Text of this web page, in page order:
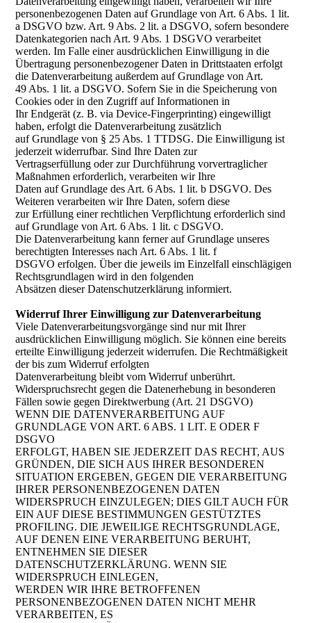
personenbezogenen Daten auf Grundlage von Art. 6 Abs. 1 lit.
a DSGVO bzw. Art. 9 Abs. 2 lit. a DSGVO, sofern besondere
Datenkategorien nach Art. 9 Abs. 1 DSGVO verarbeitet
werden. Im Falle einer ausdrücklichen Einwilligung in die
Übertragung personenbezogener Daten in Drittstaaten erfolgt
die Datenverarbeitung außerdem auf Grundlage von Art.
49 Abs. 1 lit. a DSGVO. Sofern Sie in die Speicherung von
Cookies oder in den Zugriff auf Informationen in
Ihr Endgerät (z. B. via Device-Fingerprinting) eingewilligt
haben, erfolgt die Datenverarbeitung zusätzlich
auf Grundlage von § 25 Abs. 1 TTDSG. Die Einwilligung ist
jederzeit widerrufbar. Sind Ihre Daten zur
Vertragserfüllung oder zur Durchführung vorvertraglicher
Maßnahmen erforderlich, verarbeiten wir Ihre
Daten auf Grundlage des Art. 6 Abs. 1 lit. b DSGVO. Des
Weiteren verarbeiten wir Ihre Daten, sofern diese
zur Erfüllung einer rechtlichen Verpflichtung erforderlich sind
auf Grundlage von Art. 6 Abs. 1 lit. c DSGVO.
Die Datenverarbeitung kann ferner auf Grundlage unseres
berechtigten Interesses nach Art. 6 Abs. 1 lit. f
DSGVO erfolgen. Über die jeweils im Einzelfall einschlägigen
Rechtsgrundlagen wird in den folgenden
Absätzen dieser Datenschutzerklärung informiert.
Widerruf Ihrer Einwilligung zur Datenverarbeitung
Viele Datenverarbeitungsvorgänge sind nur mit Ihrer
ausdrücklichen Einwilligung möglich. Sie können eine bereits
erteilte Einwilligung jederzeit widerrufen. Die Rechtmäßigkeit
der bis zum Widerruf erfolgten
Datenverarbeitung bleibt vom Widerruf unberührt.
Widerspruchsrecht gegen die Datenerhebung in besonderen
Fällen sowie gegen Direktwerbung (Art. 21 DSGVO)
WENN DIE DATENVERARBEITUNG AUF
GRUNDLAGE VON ART. 6 ABS. 1 LIT. E ODER F
DSGVO
ERFOLGT, HABEN SIE JEDERZEIT DAS RECHT, AUS
GRÜNDEN, DIE SICH AUS IHRER BESONDEREN
SITUATION ERGEBEN, GEGEN DIE VERARBEITUNG
IHRER PERSONENBEZOGENEN DATEN
WIDERSPRUCH EINZULEGEN; DIES GILT AUCH FÜR
EIN AUF DIESE BESTIMMUNGEN GESTÜTZTES
PROFILING. DIE JEWEILIGE RECHTSGRUNDLAGE,
AUF DENEN EINE VERARBEITUNG BERUHT,
ENTNEHMEN SIE DIESER
DATENSCHUTZERKLÄRUNG. WENN SIE
WIDERSPRUCH EINLEGEN,
WERDEN WIR IHRE BETROFFENEN
PERSONENBEZOGENEN DATEN NICHT MEHR
VERARBEITEN, ES